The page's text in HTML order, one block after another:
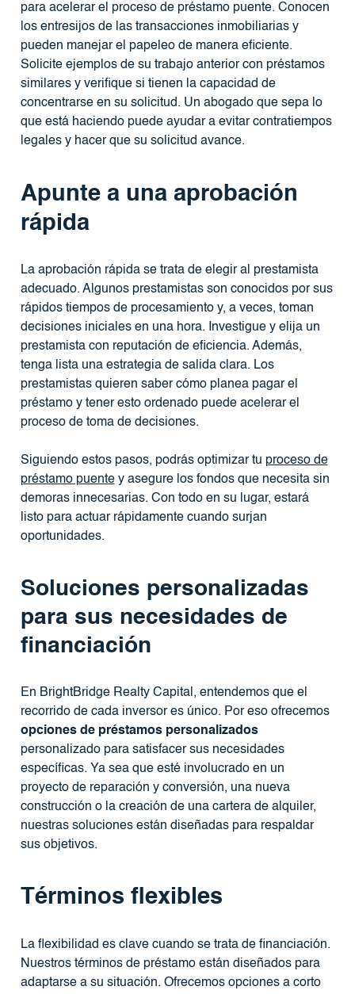
para acelerar el proceso de préstamo puente. Conocen
los entresijos de las transacciones inmobiliarias y
pueden manejar el papeleo de manera eficiente.
Solicite ejemplos de su trabajo anterior con préstamos
similares y verifique si tienen la capacidad de
concentrarse en su solicitud. Un abogado que sepa lo
que está haciendo puede ayudar a evitar contratiempos
legales y hacer que su solicitud avance.
Apunte a una aprobación
rápida
La aprobación rápida se trata de elegir al prestamista
adecuado. Algunos prestamistas son conocidos por sus
rápidos tiempos de procesamiento y, a veces, toman
decisiones iniciales en una hora. Investigue y elija un
prestamista con reputación de eficiencia. Además,
tenga lista una estrategia de salida clara. Los
prestamistas quieren saber cómo planea pagar el
préstamo y tener esto ordenado puede acelerar el
proceso de toma de decisiones.
Siguiendo estos pasos, podrás optimizar tu proceso de
préstamo puentey asegure los fondos que necesita sin
demoras innecesarias. Con todo en su lugar, estará
listo para actuar rápidamente cuando surjan
oportunidades.
Soluciones personalizadas
para sus necesidades de
financiación
En BrightBridge Realty Capital, entendemos que el
recorrido de cada inversor es único. Por eso ofrecemos
opciones de préstamos personalizados
personalizado para satisfacer sus necesidades
específicas. Ya sea que esté involucrado en un
proyecto de reparación y conversión, una nueva
construcción o la creación de una cartera de alquiler,
nuestras soluciones están diseñadas para respaldar
sus objetivos.
Términos flexibles
La flexibilidad es clave cuando se trata de financiación.
Nuestros términos de préstamo están diseñados para
adaptarse a su situación. Ofrecemos opciones a corto